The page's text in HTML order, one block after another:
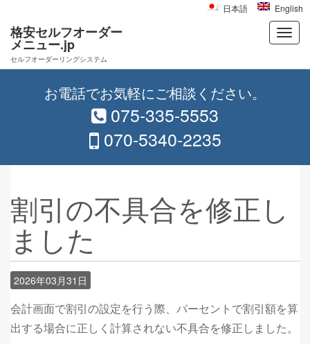
格安セルフオーダー
メニュー.jp
セルフオーダーリングシステム
Main menu
日本語 English
お電話でお気軽にご相談ください。
075-335-5553
070-5340-2235
割引の不具合を修正し
ました
2026年03月31日
会計画面で割引の設定を行う際、パーセントで割引額を算
出する場合に正しく計算されない不具合を修正しました。